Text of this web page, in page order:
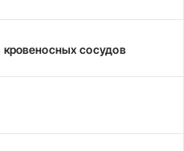
кровеносных сосудов